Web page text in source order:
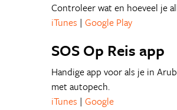
Controleer wat en hoeveel je
iTunes | Google Play
SOS Op Reis app
Handige app voor als je in
met autopech.
iTunes | Google